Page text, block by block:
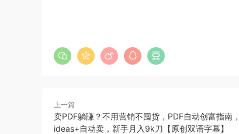
上一篇
卖PDF躺賺？不用营销不囤货，PDF自动创富指南
ideas+自动卖，新手月入9k刀【原创双语字幕】